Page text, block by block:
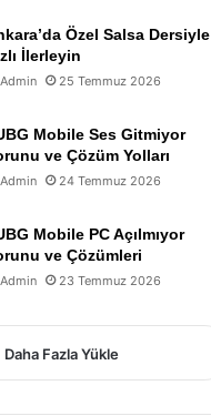
Özel Salsa Dersiyle
İlerleyin
Admin 25 Temmuz 2026
Mobile Ses Gitmiyor
ve Çözüm Yolları
Admin 24 Temmuz 2026
Mobile PC Açılmıyor
ve Çözümleri
Admin 23 Temmuz 2026
Daha Fazla Yükle